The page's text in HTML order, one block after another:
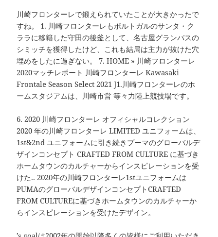
川崎フロンターレで鍛えられていたことが大きかったで
すね。 1. 川崎フロンターレもポルトガルのサンタ・ク
ララに移籍した守田の後釜として、名古屋グランパスの
シミッチを獲得したけど、これも結局は主力が抜けた穴
埋めをしたに過ぎない。 7. HOME » 川崎フロンターレ
2020マッチレポート 川崎フロンターレ Kawasaki
Frontale Season Select 2021 J1.川崎フロンターレのホ
ームスタジアムは、川崎市営 等々力陸上競技場です。
6. 2020 川崎フロンターレ オフィシャルコレクション
2020 年の川崎フロンターレ LIMITED ユニフォームは、
1st&2nd ユニフォームに引き続きプーマのグローバルデ
ザインコンセプト CRAFTED FROM CULTURE に基づき
ホームタウンのカルチャーからインスピレーションを受
けた.. 2020年の川崎フロンターレ1stユニフォームは
PUMAのグローバルデザインコンセプトCRAFTED
FROM CULTUREに基づきホームタウンのカルチャーか
らインスピレーションを受けたデザイン。